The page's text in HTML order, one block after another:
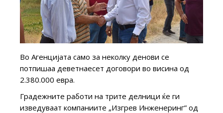
Во Агенцијата само за неколку денови се
потпишаа деветнаесет договори во висина од
2.380.000 евра.
Градежните работи на трите делници ќе ги
изведуваат компаниите „Изгрев Инженеринг” од